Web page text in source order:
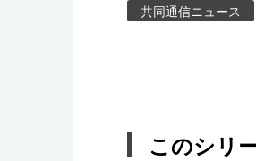
共同通信ニュース
このシリ